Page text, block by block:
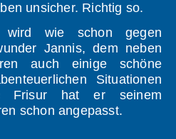
unsicher. Richtig so.
wird wie schon gegen
Jannis, dem neben
auch einige schöne
Situationen
Frisur hat er seinem
schon angepasst.